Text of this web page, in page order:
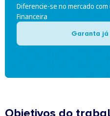
Diferencie-se no mercado
Financeira
Garanta já